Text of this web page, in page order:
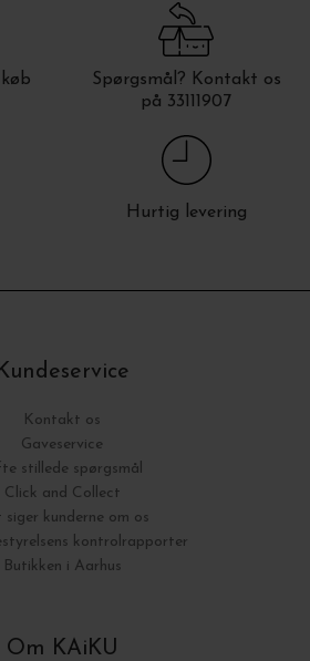
Spørgsmål? Kontakt os
på 33111907
Hurtig levering
Kundeservice
Kontakt os
Gaveservice
stillede spørgsmål
Click and Collect
siger kunderne om os
kontrolrapporter
Butikken i Aarhus
Om KAiKU